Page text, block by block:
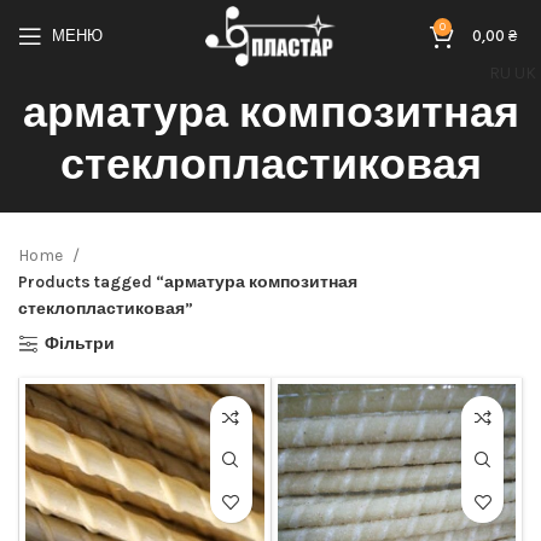
МЕНЮ 0 0,00₴
арматура композитная
стеклопластиковая
Home
Products tagged “арматура композитная
стеклопластиковая”
Фільтри